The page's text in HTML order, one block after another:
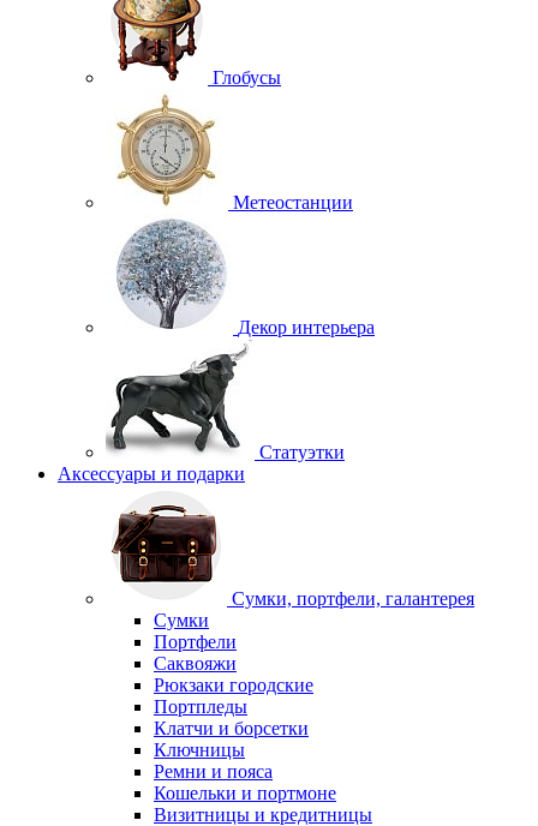
Глобусы
Метеостанции
Декор интерьера
Статуэтки
Аксессуары и подарки
Сумки, портфели, галантерея
Сумки
Портфели
Саквояжи
Рюкзаки городские
Портпледы
Клатчи и борсетки
Ключницы
Ремни и пояса
Кошельки и портмоне
Визитницы и кредитницы